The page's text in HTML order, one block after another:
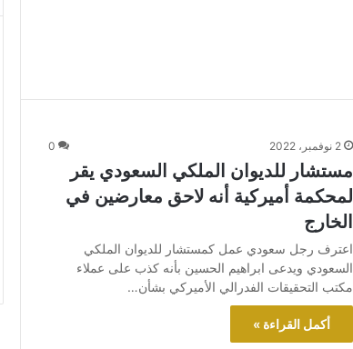
2 نوفمبر، 2022 0
مستشار للديوان الملكي السعودي يقر
لمحكمة أميركية أنه لاحق معارضين في
الخارج
اعترف رجل سعودي عمل كمستشار للديوان الملكي
السعودي ويدعى ابراهيم الحسين بأنه كذب على عملاء
مكتب التحقيقات الفدرالي الأميركي بشأن…
أكمل القراءة »